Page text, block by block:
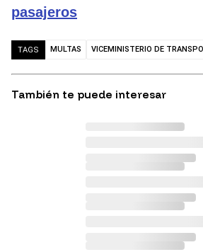
pasajeros
TAGS MULTAS VICEMINISTERIO DE
También te puede interesar